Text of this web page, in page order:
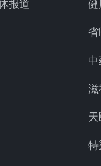
报道 健
省
滋
特